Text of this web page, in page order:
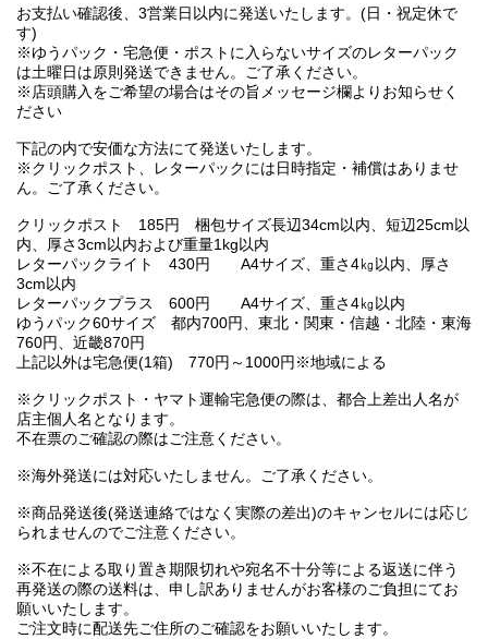
お支払い確認後、3営業日以内に発送いたします。(日・祝定休で
す)
※ゆうパック・宅急便・ポストに入らないサイズのレターパック
は土曜日は原則発送できません。ご了承ください。
※店頭購入をご希望の場合はその旨メッセージ欄よりお知らせく
ださい
下記の内で安価な方法にて発送いたします。
※クリックポスト、レターパックには日時指定・補償はありませ
ん。ご了承ください。
クリックポスト 185円 梱包サイズ長辺34cm以内、短辺25cm以
内、厚さ3cm以内および重量1kg以内
レターパックライト 430円 A4サイズ、重さ4㎏以内、厚さ
3cm以内
レターパックプラス 600円 A4サイズ、重さ4㎏以内
ゆうパック60サイズ 都内700円、東北・関東・信越・北陸・東海
760円、近畿870円
上記以外は宅急便(1箱) 770円～1000円※地域による
※クリックポスト・ヤマト運輸宅急便の際は、都合上差出人名が
店主個人名となります。
不在票のご確認の際はご注意ください。
※海外発送には対応いたしません。ご了承ください。
※商品発送後(発送連絡ではなく実際の差出)のキャンセルには応じ
られませんのでご注意ください。
※不在による取り置き期限切れや宛名不十分等による返送に伴う
再発送の際の送料は、申し訳ありませんがお客様のご負担にてお
願いいたします。
ご注文時に配送先ご住所のご確認をお願いいたします。